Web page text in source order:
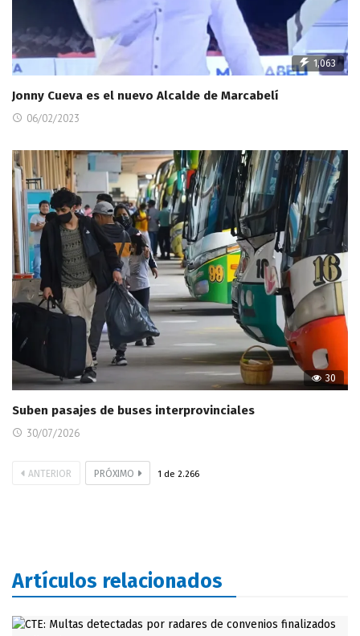
1,063
Jonny Cueva es el nuevo Alcalde de Marcabelí
06/02/2023
30
Suben pasajes de buses interprovinciales
30/07/2026
ANTERIOR PRÓXIMO 1 de 2.266
Artículos relacionados